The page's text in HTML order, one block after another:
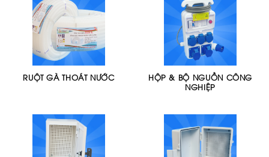
RUỘT GÀ THOÁT NƯỚC
HỘP & BỘ NGUỒN CÔNG
NGHIỆP